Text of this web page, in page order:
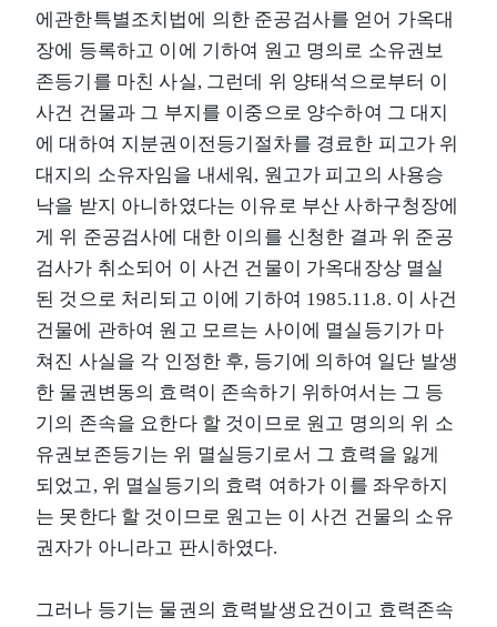
에관한특별조치법에 의한 준공검사를 얻어 가옥대
장에 등록하고 이에 기하여 원고 명의로 소유권보
존등기를 마친 사실, 그런데 위 양태석으로부터 이
사건 건물과 그 부지를 이중으로 양수하여 그 대지
에 대하여 지분권이전등기절차를 경료한 피고가 위
대지의 소유자임을 내세워, 원고가 피고의 사용승
낙을 받지 아니하였다는 이유로 부산 사하구청장에
게 위 준공검사에 대한 이의를 신청한 결과 위 준공
검사가 취소되어 이 사건 건물이 가옥대장상 멸실
된 것으로 처리되고 이에 기하여 1985.11.8. 이 사건
건물에 관하여 원고 모르는 사이에 멸실등기가 마
쳐진 사실을 각 인정한 후, 등기에 의하여 일단 발생
한 물권변동의 효력이 존속하기 위하여서는 그 등
기의 존속을 요한다 할 것이므로 원고 명의의 위 소
유권보존등기는 위 멸실등기로서 그 효력을 잃게
되었고, 위 멸실등기의 효력 여하가 이를 좌우하지
는 못한다 할 것이므로 원고는 이 사건 건물의 소유
권자가 아니라고 판시하였다.
그러나 등기는 물권의 효력발생요건이고 효력존속